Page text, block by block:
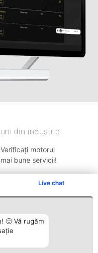
Live chat
🙂 Vă rugăm
din industrie
motorul
bune servicii!